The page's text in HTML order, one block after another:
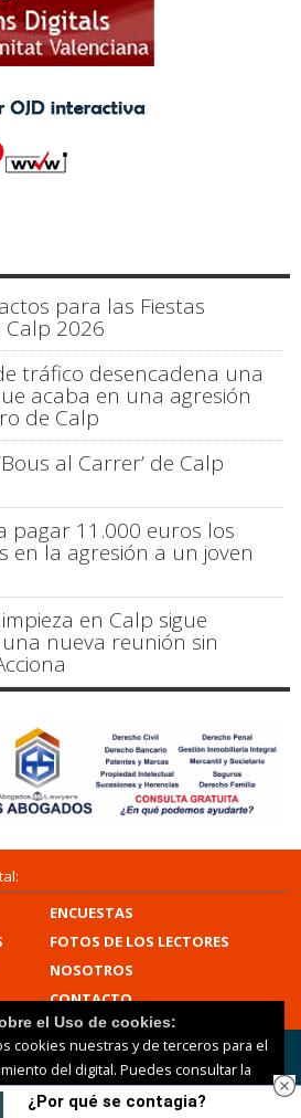
para las Fiestas
2026
tráfico desencadena una
acaba en una agresión
de Calp
al Carrer’ de Calp
pagar 11.000 euros los
en la agresión a un joven
en Calp sigue
nueva reunión sin
ENCUESTAS
FOTOS DE LOS LECTORES
NOSOTROS
CONTACTO
¿Por qué se contagia?
el Uso de cookies:
cookies nuestras y de terceros para el
del digital. Puedes consultar la
y como desconectarlas.Ver